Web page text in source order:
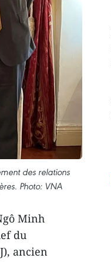
des relations
Photo: VNA
Minh
du
ancien